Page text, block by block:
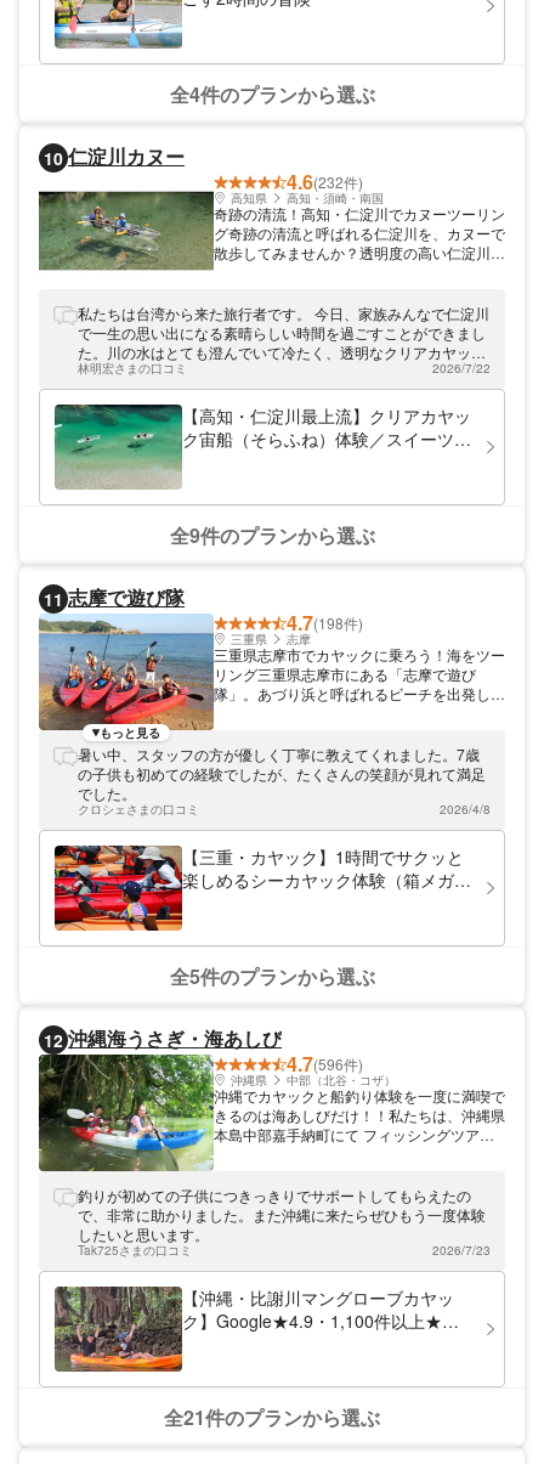
ュ！ 安定感抜群のレクリエーションカヤッ
しを心よりお待ちしております。
全4件のプランから選ぶ
10 仁淀川カヌー
4.6(232件)
高知県 高知・須崎・南国
奇跡の清流！高知・仁淀川でカヌーツーリン
グ奇跡の清流と呼ばれる仁淀川を、カヌーで
散歩してみませんか？透明度の高い仁淀川
水だけが見せる美しい青色を見にきてくださ
いね。陸上でレクチャーを行ってから川下り
をするので、カヌーが初めての方でも楽しく
私たちは台湾から来た旅行者です。 今日、家族みんなで仁淀川
で一生の思い出になる素晴らしい時間を過ごすことができまし
た。川の水はとても澄んでいて冷たく、透明なクリアカヤック
から見る景色は本当に美しく、感動しました。 スタッフの皆さ
んもとても親切で、安心して楽しむことができました。仁淀川
を訪れる機会があれば、ぜひおすすめしたいアクティビティで
す。素敵な思い出をありがとうございました。
林明宏さまの口コミ 2026/7/22
【高知・仁淀川最上流】クリアカヤッ
ク宙船（そらふね）体験／スイーツ付
♪
全9件のプランから選ぶ
11 志摩で遊び隊
4.7(198件)
三重県 志摩
三重県志摩市でカヤックに乗ろう！海をツー
リング三重県志摩市にある「志摩で遊び
隊」。あづり浜と呼ばれるビーチを出発し
け楽しみたいという方におすすめ！箱メガネ
をお貸しするので、海の中を覗くこともでき
もっと見る
暑い中、スタッフの方が優しく丁寧に教えてくれました。7歳
の子供も初めての経験でしたが、たくさんの笑顔が見れて満足
でした。
クロシェさまの口コミ 2026/4/8
【三重・カヤック】1時間でサクッと
楽しめるシーカヤック体験（箱メガネ
全5件のプランから選ぶ
12 沖縄海うさぎ・海あしび
4.7(596件)
沖縄県 中部（北谷・コザ）
沖縄でカヤックと船釣り体験を一度に満喫で
きるのは海あしびだけ！！私たちは、沖縄県
本島中部嘉手納町にて フィッシングツアー
シング・カヤック共に同じ集合場所なので移
動に時間をかけずに、釣り＆カヤックの人気
ら年配の方まで、みんなでご参加いただける
のが人気の理由の一つ☆お得なセットプラン
はお客様から大人気です！別々でご参加され
るより1,000円以上もお得！ ご予約いただい
てから体験当日までご不安なことは是非一度
ってお客様の沖縄旅行を全力でサポートいた
します！ 初めての体験の方も、明るくて優
しいスタッフが一からレクチャーしますので
釣りが初めての子供につきっきりでサポートしてもらえたの
で、非常に助かりました。また沖縄に来たらぜひもう一度体験
したいと思います。
Tak725さまの口コミ 2026/7/23
【沖縄・比謝川マングローブカヤッ
ク】Google★4.9・1,100件以上★那
ーあり
全21件のプランから選ぶ